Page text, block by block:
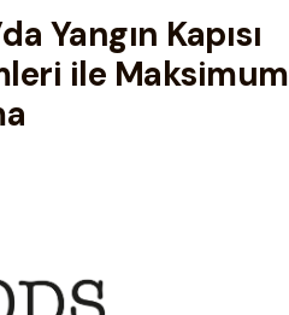
Yangın Kapısı
ile Maksimum